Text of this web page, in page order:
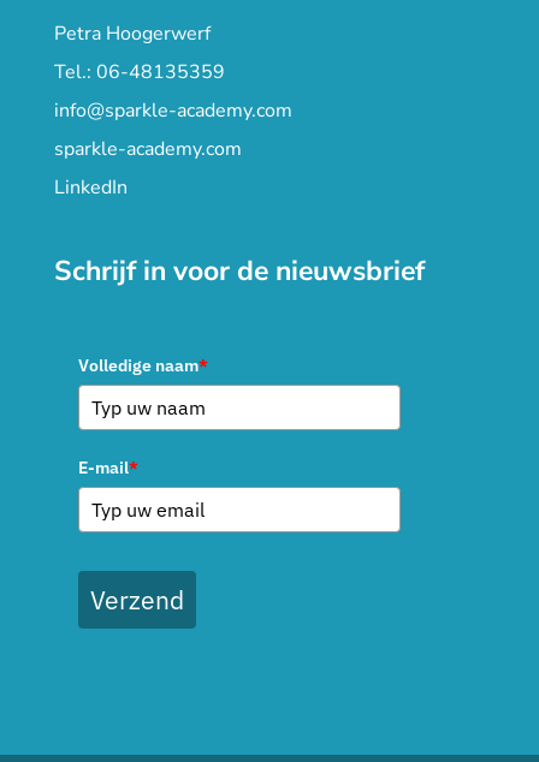
Petra Hoogerwerf
Tel.: 06-48135359
info@sparkle-academy.com
sparkle-academy.com
LinkedIn
Schrijf in voor de nieuwsbrief
Volledige naam*
E-mail*
Verzend